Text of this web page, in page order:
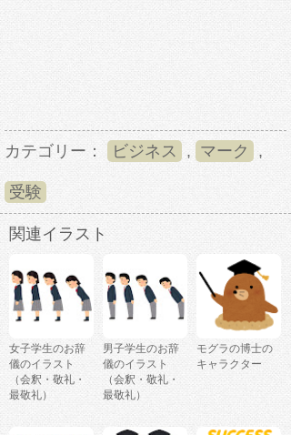
カテゴリー： ビジネス , マーク ,
受験
関連イラスト
女子学生のお辞
儀のイラスト
（会釈・敬礼・
最敬礼）
男子学生のお辞
儀のイラスト
（会釈・敬礼・
最敬礼）
モグラの博士の
キャラクター